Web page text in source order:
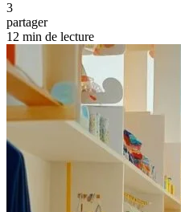
3
partager
12 min de lecture